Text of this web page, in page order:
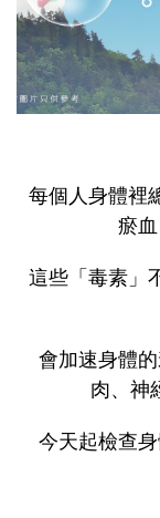
每個人身體裡
瘀
這些「毒素」
會加速身體
肉、神
今天起檢查